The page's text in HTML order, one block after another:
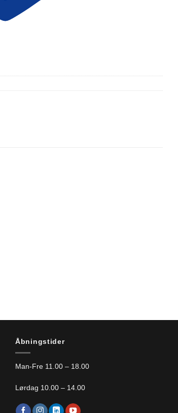
Åbningstider
Man-Fre 11.00 – 18.00
Lørdag 10.00 – 14.00